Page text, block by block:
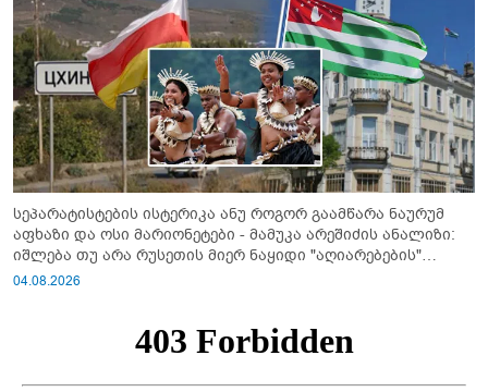
სეპარატისტების ისტერიკა ანუ როგორ გაამწარა ნაურუმ
აფხაზი და ოსი მარიონეტები - მამუკა არეშიძის ანალიზი:
იშლება თუ არა რუსეთის მიერ ნაყიდი "აღიარებების"
სისტემა?!
04.08.2026